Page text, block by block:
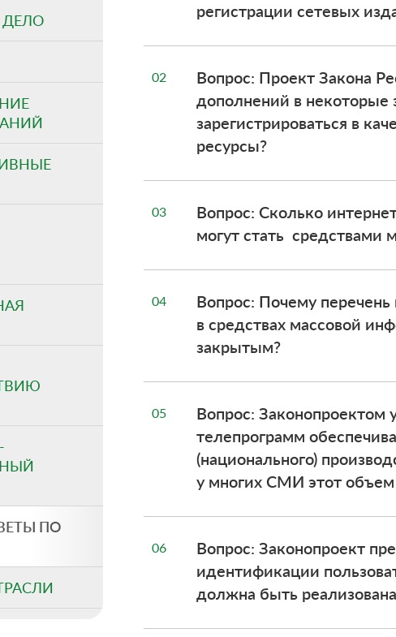
ДЕЛО
ПО
регистрации сетевых
02
Вопрос: Проект Закона
дополнений в некоторые
зарегистрироваться в
ресурсы?
03
Вопрос: Сколько
могут стать средствами
04
Вопрос: Почему
в средствах массовой
закрытым?
05
Вопрос: Законопроектом
телепрограмм
(национального)
у многих СМИ этот объем
06
Вопрос: Законопроект
идентификации
должна быть